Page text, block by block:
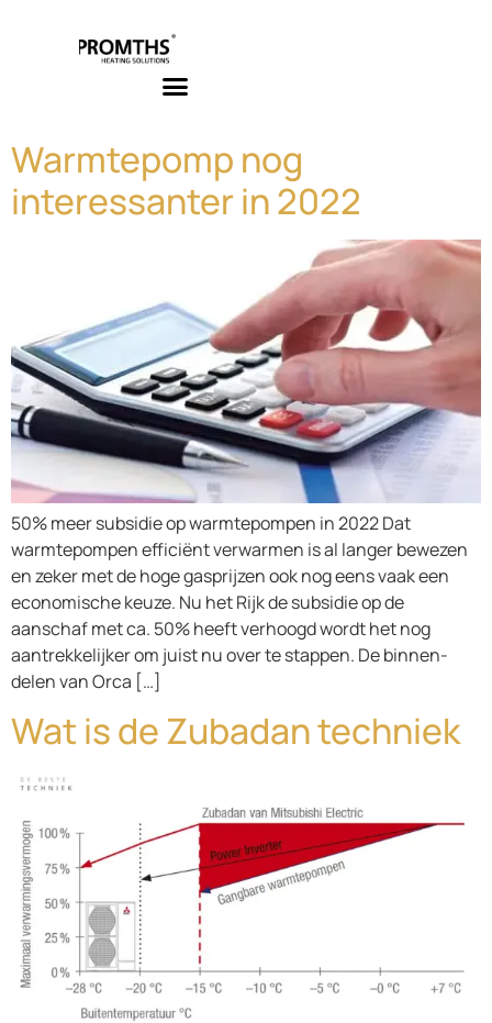
Warmtepomp nog
interessanter in 2022
50% meer subsidie op warmtepompen in 2022 Dat
warmtepompen efficiënt verwarmen is al langer bewezen
en zeker met de hoge gasprijzen ook nog eens vaak een
economische keuze. Nu het Rijk de subsidie op de
aanschaf met ca. 50% heeft verhoogd wordt het nog
aantrekkelijker om juist nu over te stappen. De binnen-
delen van Orca […]
Wat is de Zubadan techniek